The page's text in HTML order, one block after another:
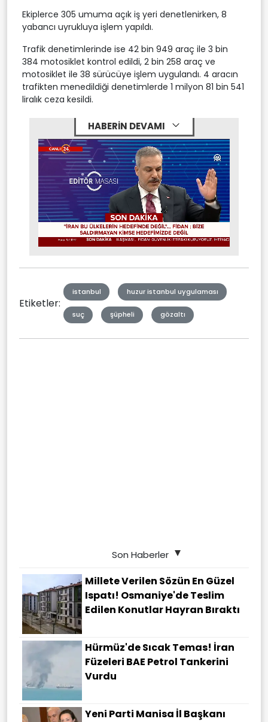
Ekiplerce 305 umuma açık iş yeri denetlenirken, 8
yabancı uyrukluya işlem yapıldı.
Trafik denetimlerinde ise 42 bin 949 araç ile 3 bin
384 motosiklet kontrol edildi, 2 bin 258 araç ve
motosiklet ile 38 sürücüye işlem uygulandı. 4 aracın
trafikten menedildiği denetimlerde 1 milyon 81 bin 541
liralık ceza kesildi.
HABERİN DEVAMI
Mute Stream
Etiketler:
istanbul huzur istanbul uygulaması
suç şüpheli gözaltı
Son Haberler
Millete Verilen Sözün En Güzel
Ispatı! Osmaniye'de Teslim
Edilen Konutlar Hayran Bıraktı
Hürmüz'de Sıcak Temas! İran
Füzeleri BAE Petrol Tankerini
Vurdu
Yeni Parti Manisa İl Başkanı